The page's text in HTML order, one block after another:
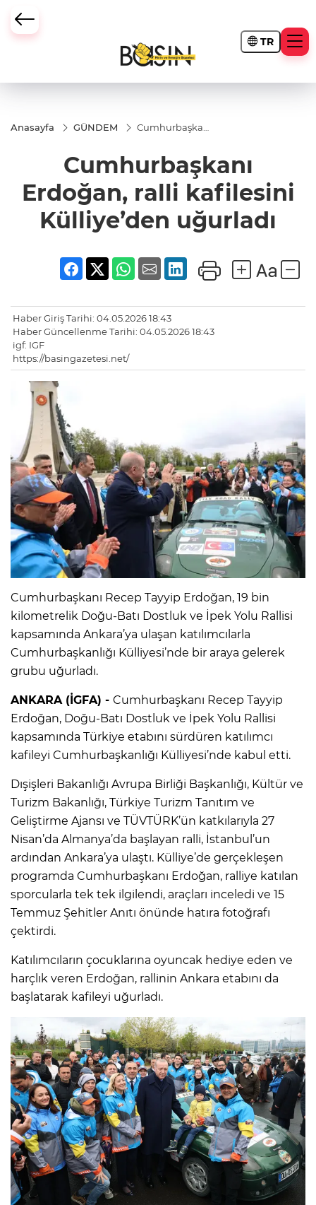
TR
Anasayfa GÜNDEM
Cumhurbaşkanı
Külliye’den
uğurladı
Cumhurbaşkanı
Erdoğan, ralli kafilesini
Külliye’den uğurladı
Haber Giriş Tarihi: 04.05.2026 18:43
Haber Güncellenme Tarihi: 04.05.2026 18:43
igf: IGF
https://basingazetesi.net/
Cumhurbaşkanı Recep Tayyip Erdoğan, 19 bin
kilometrelik Doğu-Batı Dostluk ve İpek Yolu Rallisi
kapsamında Ankara’ya ulaşan katılımcılarla
Cumhurbaşkanlığı Külliyesi’nde bir araya gelerek
grubu uğurladı.
ANKARA (İGFA) - Cumhurbaşkanı Recep Tayyip
Erdoğan, Doğu-Batı Dostluk ve İpek Yolu Rallisi
kapsamında Türkiye etabını sürdüren katılımcı
kafileyi Cumhurbaşkanlığı Külliyesi’nde kabul etti.
Dışişleri Bakanlığı Avrupa Birliği Başkanlığı, Kültür ve
Turizm Bakanlığı, Türkiye Turizm Tanıtım ve
Geliştirme Ajansı ve TÜVTÜRK’ün katkılarıyla 27
Nisan’da Almanya’da başlayan ralli, İstanbul’un
ardından Ankara’ya ulaştı. Külliye’de gerçekleşen
programda Cumhurbaşkanı Erdoğan, ralliye katılan
sporcularla tek tek ilgilendi, araçları inceledi ve 15
Temmuz Şehitler Anıtı önünde hatıra fotoğrafı
çektirdi.
Katılımcıların çocuklarına oyuncak hediye eden ve
harçlık veren Erdoğan, rallinin Ankara etabını da
başlatarak kafileyi uğurladı.